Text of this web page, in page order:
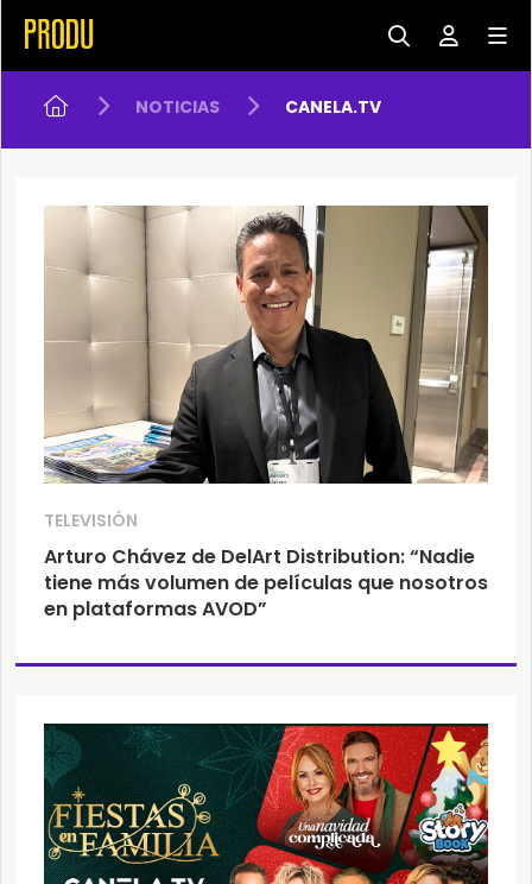
NOTICIAS CANELA.TV
TELEVISIÓN
Arturo Chávez de DelArt Distribution: “Nadie
tiene más volumen de películas que nosotros
en plataformas AVOD”